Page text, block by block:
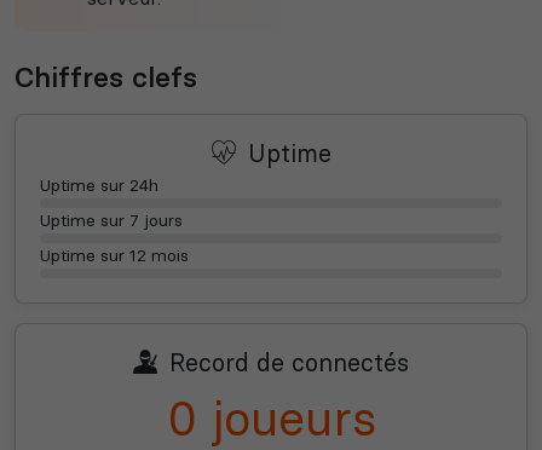
Chiffres clefs
Uptime
Uptime sur 24h
Uptime sur 7 jours
Uptime sur 12 mois
Record de connectés
0 joueurs